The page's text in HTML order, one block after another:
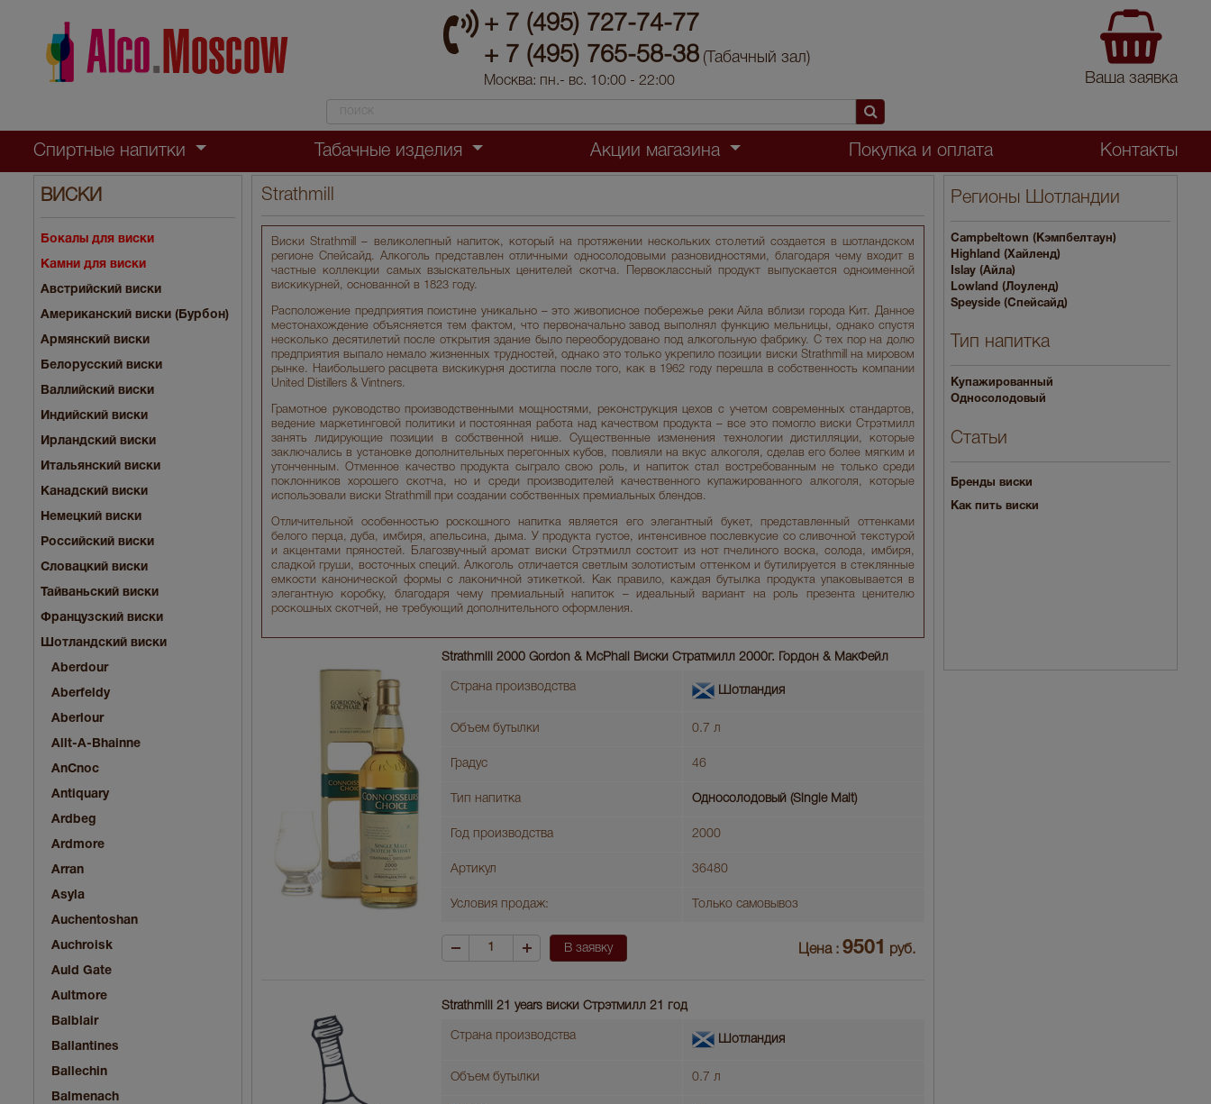
+ 7 (495) 727-74-77
+ 7 (495) 765-58-38 (Табачный зал)
Москва: пн.- вс. 10:00 - 22:00 Ваша заявка
Спиртные напитки Табачные изделия Акции магазина Покупка и оплата Контакты
ВИСКИ
Бокалы для виски
Камни для виски
Австрийский виски
Американский виски (Бурбон)
Армянский виски
Белорусский виски
Валлийский виски
Индийский виски
Ирландский виски
Итальянский виски
Канадский виски
Немецкий виски
Российский виски
Словацкий виски
Тайваньский виски
Французский виски
Шотландский виски
Aberdour
Aberfeldy
Aberlour
Allt-A-Bhainne
AnCnoc
Antiquary
Ardbeg
Ardmore
Arran
Asyla
Auchentoshan
Auchroisk
Auld Gate
Aultmore
Balblair
Ballantines
Ballechin
Balmenach
Strathmill
Виски Strathmill – великолепный напиток, который на протяжении нескольких столетий создается в шотландском
регионе Спейсайд. Алкоголь представлен отличными односолодовыми разновидностями, благодаря чему входит в
частные коллекции самых взыскательных ценителей скотча. Первоклассный продукт выпускается одноименной
вискикурней, основанной в 1823 году.
Расположение предприятия поистине уникально – это живописное побережье реки Айла вблизи города Кит. Данное
местонахождение объясняется тем фактом, что первоначально завод выполнял функцию мельницы, однако спустя
несколько десятилетий после открытия здание было переоборудовано под алкогольную фабрику. С тех пор на долю
предприятия выпало немало жизненных трудностей, однако это только укрепило позиции виски Strathmill на мировом
рынке. Наибольшего расцвета вискикурня достигла после того, как в 1962 году перешла в собственность компании
United Distillers & Vintners.
Грамотное руководство производственными мощностями, реконструкция цехов с учетом современных стандартов,
ведение маркетинговой политики и постоянная работа над качеством продукта – все это помогло виски Стрэтмилл
занять лидирующие позиции в собственной нише. Существенные изменения технологии дистилляции, которые
заключались в установке дополнительных перегонных кубов, повлияли на вкус алкоголя, сделав его более мягким и
утонченным. Отменное качество продукта сыграло свою роль, и напиток стал востребованным не только среди
поклонников хорошего скотча, но и среди производителей качественного купажированного алкоголя, которые
использовали виски Strathmill при создании собственных премиальных блендов.
Отличительной особенностью роскошного напитка является его элегантный букет, представленный оттенками
белого перца, дуба, имбиря, апельсина, дыма. У продукта густое, интенсивное послевкусие со сливочной текстурой
и акцентами пряностей. Благозвучный аромат виски Стрэтмилл состоит из нот пчелиного воска, солода, имбиря,
сладкой груши, восточных специй. Алкоголь отличается светлым золотистым оттенком и бутилируется в стеклянные
емкости канонической формы с лаконичной этикеткой. Как правило, каждая бутылка продукта упаковывается в
элегантную коробку, благодаря чему премиальный напиток – идеальный вариант на роль презента ценителю
роскошных скотчей, не требующий дополнительного оформления.
Strathmill 2000 Gordon & McPhail Виски Стратмилл 2000г. Гордон & МакФейл
Страна производства Шотландия
Объем бутылки 0.7 л
Градус 46
Тип напитка Односолодовый (Single Malt)
Год производства 2000
Артикул 36480
Условия продаж: Только самовывоз
В заявку Цена : 9501 руб.
Strathmill 21 years виски Стрэтмилл 21 год
Страна производства Шотландия
Объем бутылки 0.7 л
Регионы Шотландии
Campbeltown (Кэмпбелтаун)
Highland (Хайленд)
Islay (Айла)
Lowland (Лоуленд)
Speyside (Спейсайд)
Тип напитка
Купажированный
Односолодовый
Статьи
Бренды виски
Как пить виски